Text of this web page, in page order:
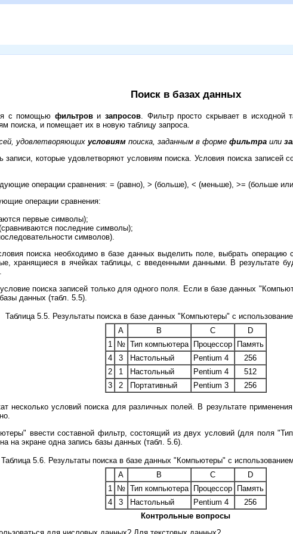
Поиск в базах данных
с помощью фильтрови запросов. Фильтр просто скрывает в исходной
поиска, и помещает их в новую таблицу запроса.
удовлетворяющих условиямпоиска, заданным в форме фильтраили
которые удовлетворяют условиям поиска. Условия поиска записей
операции сравнения: = (равно), > (больше), < (меньше), >= (больше
операции сравнения:
первые символы);
последние символы);
символов).
поиска необходимо в базе данных выделить поле, выбрать
хранящиеся в ячейках таблицы, с введенными данными. В результате
поиска записей только для одного поля. Если в базе данных
данных (табл. 5.5).
Таблица 5.5. Результаты поиска в базе данных "Компьютеры" с
A
B C
D
1
№ Тип компьютера Процессор
Память
4
3 Настольный Pentium 4
256
2
1 Настольный Pentium 4
512
3
2 Портативный Pentium 3 256
несколько условий поиска для различных полей. В результате
ввести составной фильтр, состоящий из двух условий (для поля
на экране одна запись базы данных (табл. 5.6).
Таблица 5.6. Результаты поиска в базе данных "Компьютеры" с
A
B C
D
1
№ Тип компьютера Процессор
Память
4
3 Настольный Pentium 4
256
Контрольные вопросы